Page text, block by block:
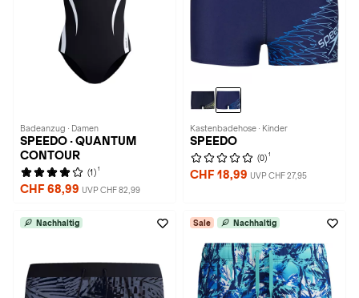
Badeanzug · Damen
SPEEDO · QUANTUM
CONTOUR
(1) 1
CHF 68,99 UVP CHF 82,99
Kastenbadehose · Kinder
SPEEDO
(0) 1
CHF 18,99 UVP CHF 27,95
Nachhaltig Sale Nachhaltig